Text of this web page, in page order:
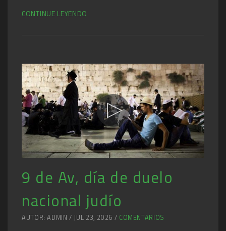
CONTINUE LEYENDO
9 de Av, día de duelo
nacional judío
AUTOR: ADMIN / JUL 23, 2026 / COMENTARIOS